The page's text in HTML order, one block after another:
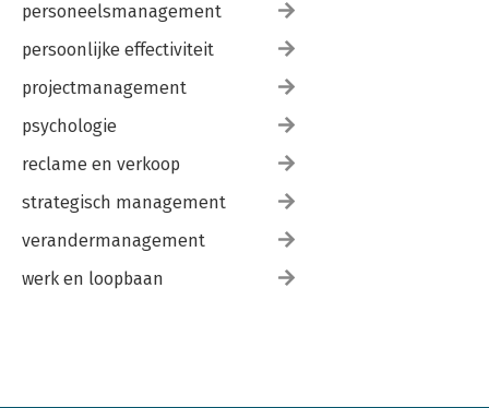
personeelsmanagement
persoonlijke effectiviteit
projectmanagement
psychologie
reclame en verkoop
strategisch management
verandermanagement
werk en loopbaan